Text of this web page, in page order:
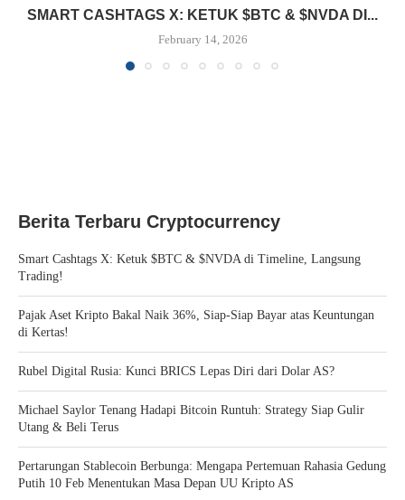
SMART CASHTAGS X: KETUK $BTC & $NVDA DI...
February 14, 2026
Berita Terbaru Cryptocurrency
Smart Cashtags X: Ketuk $BTC & $NVDA di Timeline, Langsung
Trading!
Pajak Aset Kripto Bakal Naik 36%, Siap-Siap Bayar atas Keuntungan
di Kertas!
Rubel Digital Rusia: Kunci BRICS Lepas Diri dari Dolar AS?
Michael Saylor Tenang Hadapi Bitcoin Runtuh: Strategy Siap Gulir
Utang & Beli Terus
Pertarungan Stablecoin Berbunga: Mengapa Pertemuan Rahasia Gedung
Putih 10 Feb Menentukan Masa Depan UU Kripto AS